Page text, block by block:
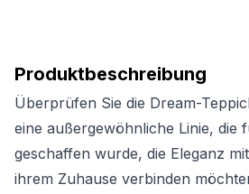
Produktbeschreibung
Überprüfen Sie die Dream-
eine außergewöhnliche Linie, die
geschaffen wurde, die Eleganz
ihrem Zuhause verbinden